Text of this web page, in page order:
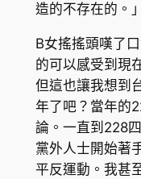
造的不存在的。」
B女搖搖頭嘆了
的可以感受到現
但這也讓我想到
年了吧？當年的
論。一直到228
黨外人士開始著
平反運動。我甚